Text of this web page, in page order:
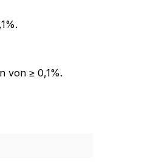
von ≥ 0,1%.